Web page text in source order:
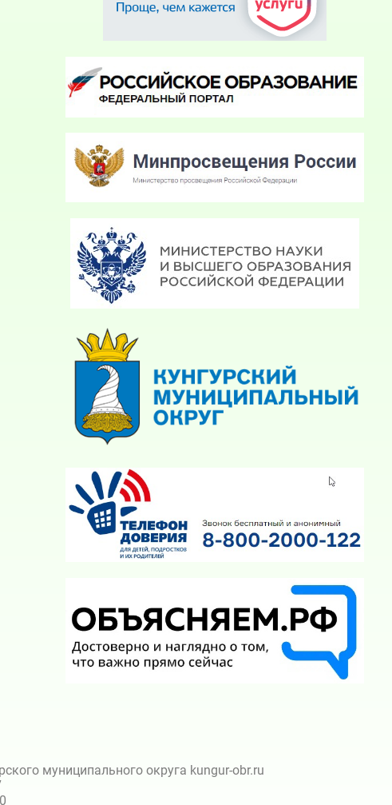
муниципального округа kungur-obr.ru